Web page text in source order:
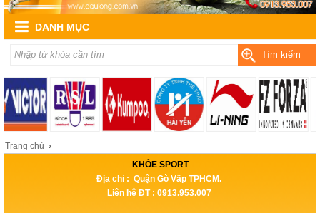
DANH MỤC
Tìm kiếm
Trang chủ ›
KHỎE SPORT
Địa chỉ : Quận Gò Vấp TPHCM.
Liên hệ ĐT : 0913.953.007